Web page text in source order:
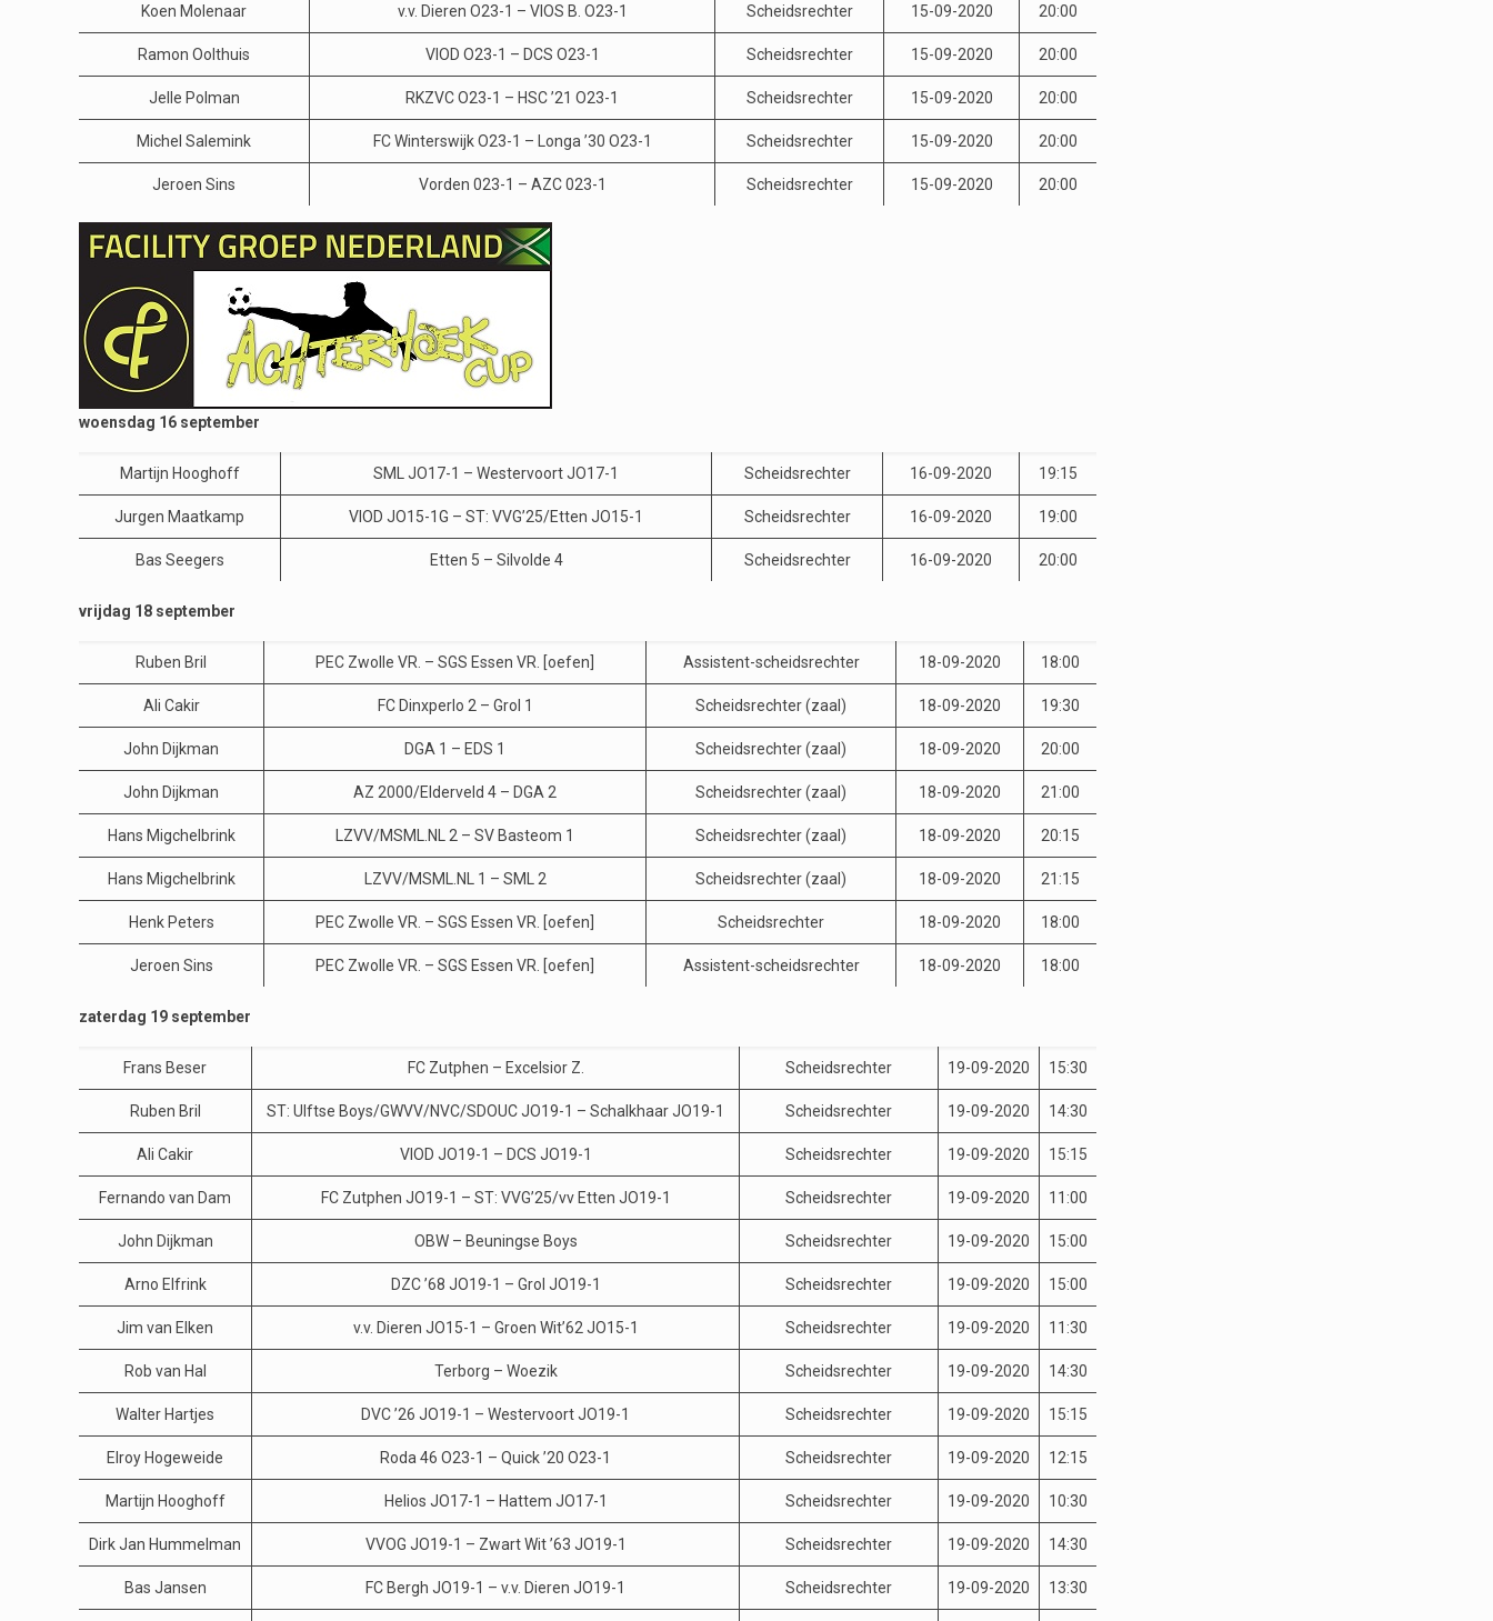
Koen Molenaar v.v. Dieren O23-1 – VIOS B. O23-1 Scheidsrechter 15-09-2020 20:00
Ramon Oolthuis VIOD O23-1 – DCS O23-1 Scheidsrechter 15-09-2020 20:00
Jelle Polman RKZVC O23-1 – HSC ’21 O23-1 Scheidsrechter 15-09-2020 20:00
Michel Salemink FC Winterswijk O23-1 – Longa ’30 O23-1 Scheidsrechter 15-09-2020 20:00
Jeroen Sins Vorden 023-1 – AZC 023-1 Scheidsrechter 15-09-2020 20:00
woensdag 16 september
Martijn Hooghoff SML JO17-1 – Westervoort JO17-1 Scheidsrechter 16-09-2020 19:15
Jurgen Maatkamp VIOD JO15-1G – ST: VVG’25/Etten JO15-1 Scheidsrechter 16-09-2020 19:00
Bas Seegers Etten 5 – Silvolde 4 Scheidsrechter 16-09-2020 20:00
vrijdag 18 september
Ruben Bril PEC Zwolle VR. – SGS Essen VR. [oefen] Assistent-scheidsrechter 18-09-2020 18:00
Ali Cakir FC Dinxperlo 2 – Grol 1 Scheidsrechter (zaal) 18-09-2020 19:30
John Dijkman DGA 1 – EDS 1 Scheidsrechter (zaal) 18-09-2020 20:00
John Dijkman AZ 2000/Elderveld 4 – DGA 2 Scheidsrechter (zaal) 18-09-2020 21:00
Hans Migchelbrink LZVV/MSML.NL 2 – SV Basteom 1 Scheidsrechter (zaal) 18-09-2020 20:15
Hans Migchelbrink LZVV/MSML.NL 1 – SML 2 Scheidsrechter (zaal) 18-09-2020 21:15
Henk Peters PEC Zwolle VR. – SGS Essen VR. [oefen] Scheidsrechter 18-09-2020 18:00
Jeroen Sins PEC Zwolle VR. – SGS Essen VR. [oefen] Assistent-scheidsrechter 18-09-2020 18:00
zaterdag 19 september
Frans Beser FC Zutphen – Excelsior Z. Scheidsrechter 19-09-2020 15:30
Ruben Bril ST: Ulftse Boys/GWVV/NVC/SDOUC JO19-1 – Schalkhaar JO19-1 Scheidsrechter 19-09-2020 14:30
Ali Cakir VIOD JO19-1 – DCS JO19-1 Scheidsrechter 19-09-2020 15:15
Fernando van Dam FC Zutphen JO19-1 – ST: VVG’25/vv Etten JO19-1 Scheidsrechter 19-09-2020 11:00
John Dijkman OBW – Beuningse Boys Scheidsrechter 19-09-2020 15:00
Arno Elfrink DZC ’68 JO19-1 – Grol JO19-1 Scheidsrechter 19-09-2020 15:00
Jim van Elken v.v. Dieren JO15-1 – Groen Wit’62 JO15-1 Scheidsrechter 19-09-2020 11:30
Rob van Hal Terborg – Woezik Scheidsrechter 19-09-2020 14:30
Walter Hartjes DVC ’26 JO19-1 – Westervoort JO19-1 Scheidsrechter 19-09-2020 15:15
Elroy Hogeweide Roda 46 O23-1 – Quick ’20 O23-1 Scheidsrechter 19-09-2020 12:15
Martijn Hooghoff Helios JO17-1 – Hattem JO17-1 Scheidsrechter 19-09-2020 10:30
Dirk Jan Hummelman VVOG JO19-1 – Zwart Wit ’63 JO19-1 Scheidsrechter 19-09-2020 14:30
Bas Jansen FC Bergh JO19-1 – v.v. Dieren JO19-1 Scheidsrechter 19-09-2020 13:30